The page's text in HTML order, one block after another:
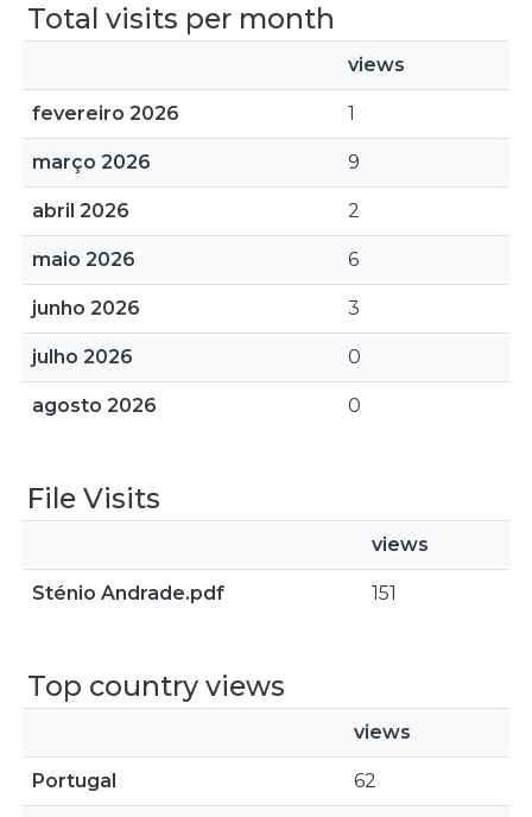
Total visits per month
views
fevereiro 2026 1
março 2026 9
abril 2026 2
maio 2026 6
junho 2026 3
julho 2026 0
agosto 2026 0
File Visits
views
Sténio Andrade.pdf 151
Top country views
views
Portugal 62